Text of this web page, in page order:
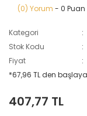
(0) Yorum - 0 Puan
Kategori
Stok Kodu
Fiyat
*67,96 TL den
407,77 TL